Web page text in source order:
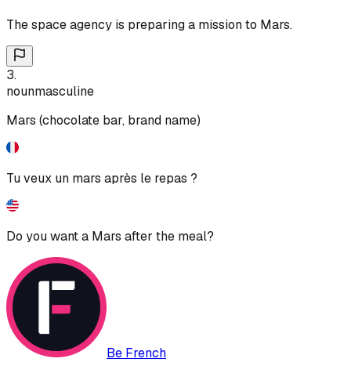
The space agency is preparing a mission to Mars.
3.
nounmasculine
Mars (chocolate bar, brand name)
Tu veux un mars après le repas ?
Do you want a Mars after the meal?
Be French